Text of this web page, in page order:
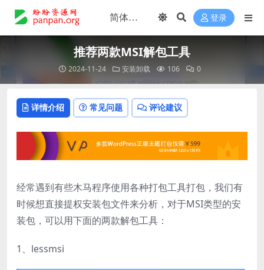
登录
推荐两款MSI解包工具
2024-11-24 安装卸载 106 0
详情介绍 常见问题 评论建议
经常遇到有些木马程序使用各种打包工具打包，我们有
时候想直接提权安装包文件来分析，对于MSI类型的安
装包，可以用下面的两款解包工具：
1、lessmsi